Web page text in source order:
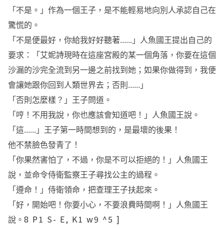
「不是。」作為一個王子，是不能輕易地向別人承認自己在
驚慌的。
「不是便最好，你給我好好聽著......」人魚國王提出自己的
要求：「艾妮詩現時在這座宮殿的某一個角落，你要在這個
沙漏的沙完全流到另一邊之前找到她；如果你做得到，我便
會讓她跟你回到人類世界去；否則......」
「否則怎麼樣？」王子問道。
「哼！不用我說，你也應該會知道吧！」人魚國王說。
「這......」王子第一時間想到的，是最壞的後果！
他不禁臉色發青了！
「你果然害怕了，不過，你是不可以拒絕的！」人魚國王
說，並命令侍衛監察王子尋找公主的過程。
「遵命！」侍衛領命，把查理王子扶起來。
「好，開始吧！你要小心，不要浪費時間啊！」人魚國王
說。 8 P1 S- E, K1 w9 ^5 ]